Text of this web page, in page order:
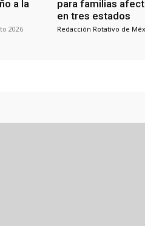
a la
2026
para familias
en tres estados
Redacción Rotativo de